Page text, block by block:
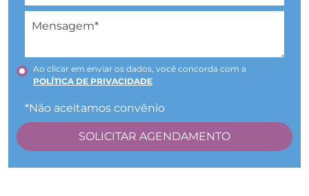
Ao clicar em enviar os dados, você concorda com a
POLÍTICA DE PRIVACIDADE
*Não aceitamos convênio